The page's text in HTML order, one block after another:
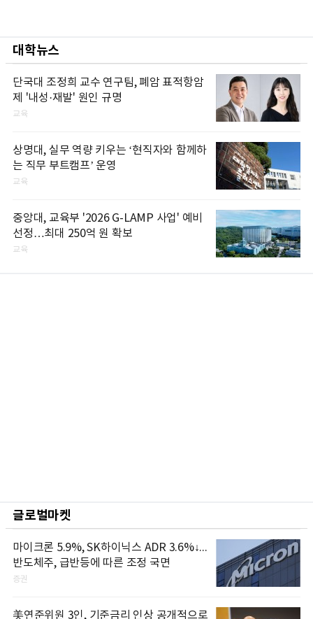
대학뉴스
단국대 조정희 교수 연구팀, 폐암 표적항암
제 '내성·재발' 원인 규명
교육
상명대, 실무 역량 키우는 ‘현직자와 함께하
는 직무 부트캠프’ 운영
교육
중앙대, 교육부 '2026 G-LAMP 사업' 예비
선정…최대 250억 원 확보
교육
글로벌마켓
마이크론 5.9%, SK하이닉스 ADR 3.6%↓...
반도체주, 급반등에 따른 조정 국면
증권
美연준위원 3인, 기준금리 인상 공개적으로